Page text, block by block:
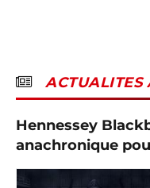
ACTUALITES
Hennessey
anachronique